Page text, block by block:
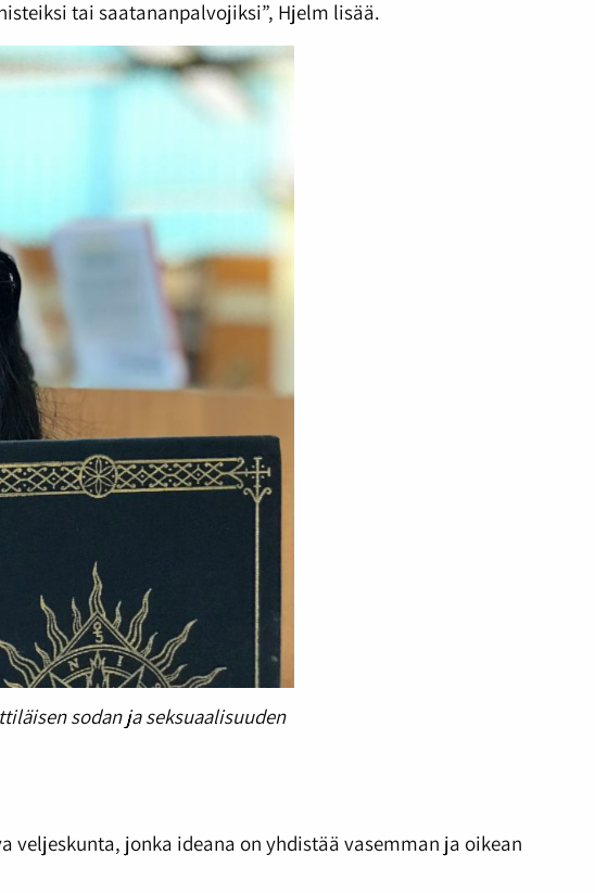
tai saatananpalvojiksi”, Hjelm lisää.
sodan ja seksuaalisuuden
jonka ideana on yhdistää vasemman ja oikean